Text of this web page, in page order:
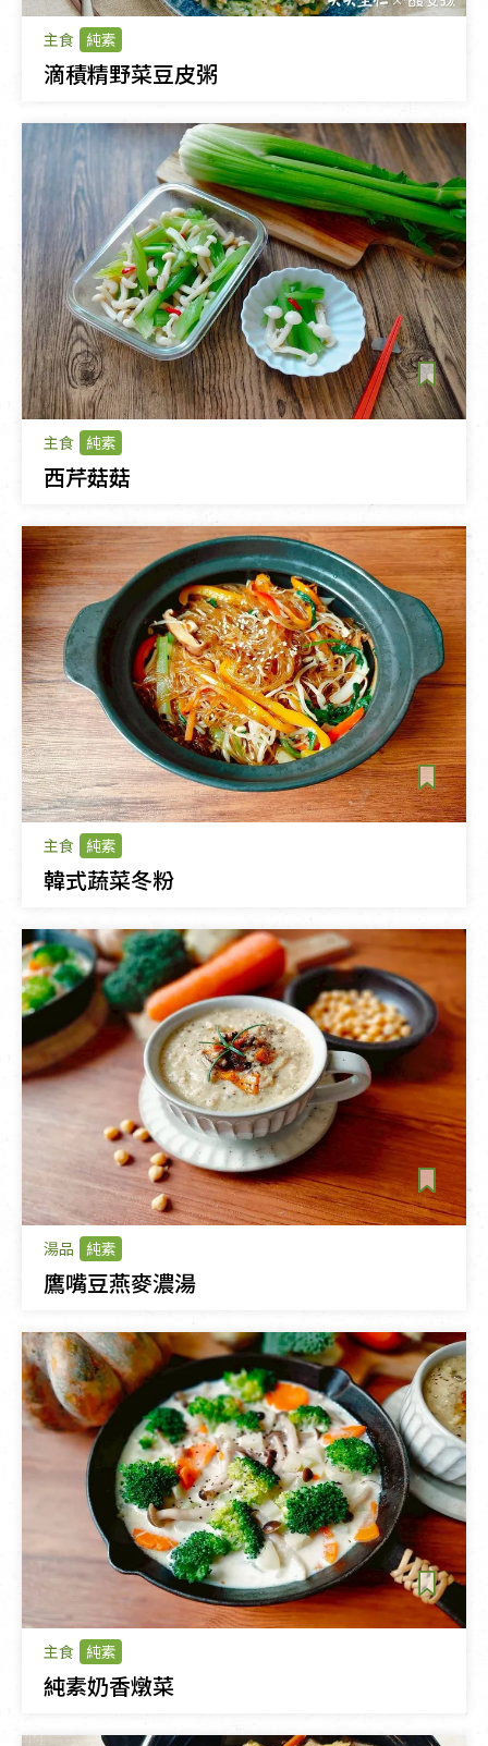
主食 純素
滴積精野菜豆皮粥
主食 純素
西芹菇菇
主食 純素
韓式蔬菜冬粉
湯品 純素
鷹嘴豆燕麥濃湯
主食 純素
純素奶香燉菜